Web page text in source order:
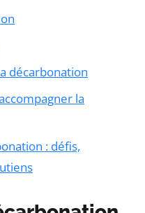
décarbonation
la
: défis,